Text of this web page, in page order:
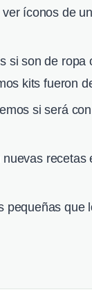
íconos de
si son de ropa
kits fueron
si será
recetas
pequeñas que